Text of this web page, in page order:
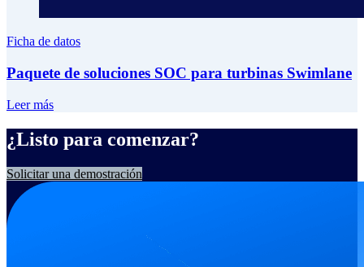
Ficha de datos
Paquete de soluciones SOC para turbinas Swimlane
Leer más
¿Listo para comenzar?
Solicitar una demostración